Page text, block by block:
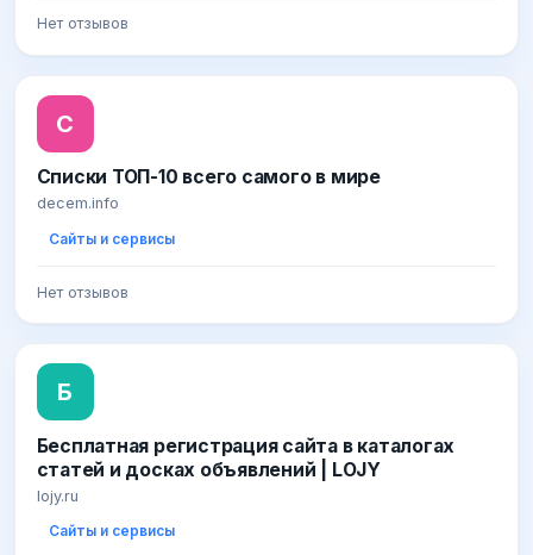
Нет отзывов
С
Списки ТОП-10 всего самого в мире
decem.info
Сайты и сервисы
Нет отзывов
Б
Бесплатная регистрация сайта в каталогах
статей и досках объявлений | LOJY
lojy.ru
Сайты и сервисы